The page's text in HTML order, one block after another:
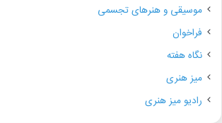
موسیقی و هنرهای تجسمی
فراخوان
نگاه هفته
میز هنری
رادیو میز هنری